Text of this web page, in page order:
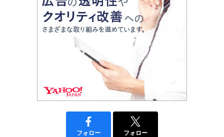
フォロー フォロー